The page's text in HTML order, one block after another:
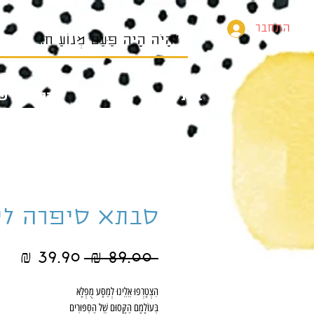
התחבר
הספרים בית
סבתא סיפרה
‏89.00 ‏₪
מחיר
הִצְטָרְפוּ‭ ‬אֵלֵינוּ‭ ‬לְמַסָּע‭ ‬מֻפְלָא‭ ‬
בְּעוֹלָמָם‭ ‬הַקָּסוּם‭ ‬שֶׁל‭ ‬הַסִּפּוּרִים‭ ‬